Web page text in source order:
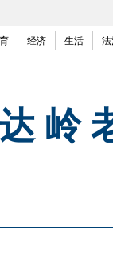
经济 生活
岭